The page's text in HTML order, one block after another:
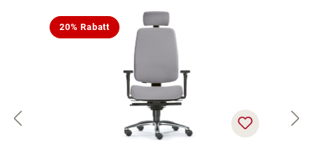
20% Rabatt